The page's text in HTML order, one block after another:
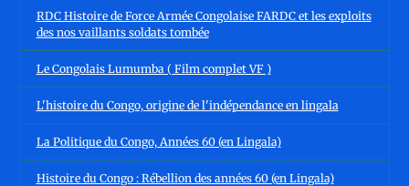
RDC Histoire de Force Armée Congolaise FARDC et les exploits
des nos vaillants soldats tombée
Le Congolais Lumumba ( Film complet VF )
L'histoire du Congo, origine de l'indépendance en lingala
La Politique du Congo, Années 60 (en Lingala)
Histoire du Congo : Rébellion des années 60 (en Lingala)